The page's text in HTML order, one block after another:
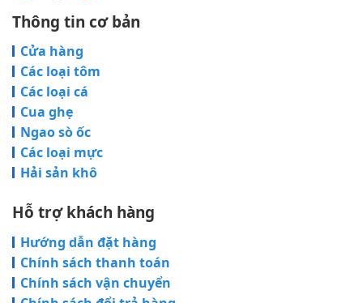
Thông tin cơ bản
Cửa hàng
Các loại tôm
Các loại cá
Cua ghẹ
Ngao sò ốc
Các loại mực
Hải sản khô
Hỗ trợ khách hàng
Hướng dẫn đặt hàng
Chính sách thanh toán
Chính sách vận chuyển